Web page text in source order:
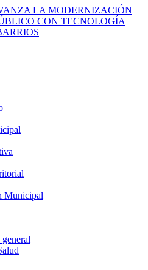
LA MODERNIZACIÓN
CON TECNOLOGÍA
Municipal